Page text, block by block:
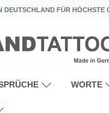
DEUTSCHLAND FÜR HÖCHSTE
WORTE